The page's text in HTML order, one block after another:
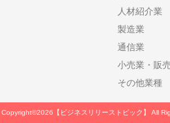
人材紹介業
製造業
通信業
小売業・販
その他業種
Copyright©2026【ビジネスリリーストピック】 All